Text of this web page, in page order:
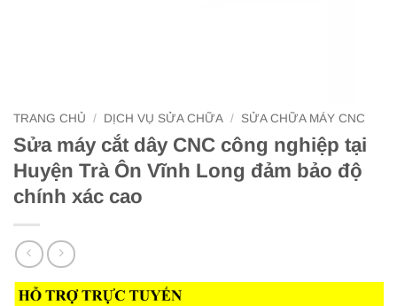
TRANG CHỦ / DỊCH VỤ SỬA CHỮA / SỬA CHỮA MÁY CNC
Sửa máy cắt dây CNC công nghiệp tại
Huyện Trà Ôn Vĩnh Long đảm bảo độ
chính xác cao